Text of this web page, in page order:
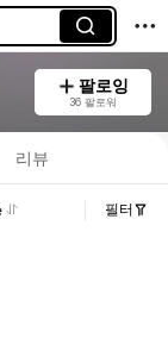
팔로잉
36 팔로워
리뷰
필터